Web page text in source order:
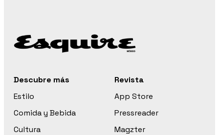
Descubre más
Estilo
Comida y Bebida
Cultura
Revista
App Store
Pressreader
Magzter